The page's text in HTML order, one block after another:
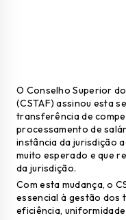
O Conselho Superior
(CSTAF) assinou esta
transferência de
processamento de
instância da jurisdição
muito esperado e que
da jurisdição.
Com esta mudança, o
essencial à gestão dos
eficiência,